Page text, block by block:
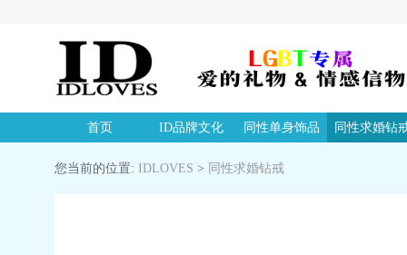
首页 ID品牌文化 同性单身饰品 同性求婚钻
您当前的位置: IDLOVES > 同性求婚钻戒